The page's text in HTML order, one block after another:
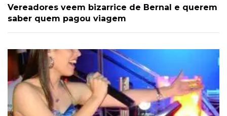
Vereadores veem bizarrice de Bernal e querem
saber quem pagou viagem